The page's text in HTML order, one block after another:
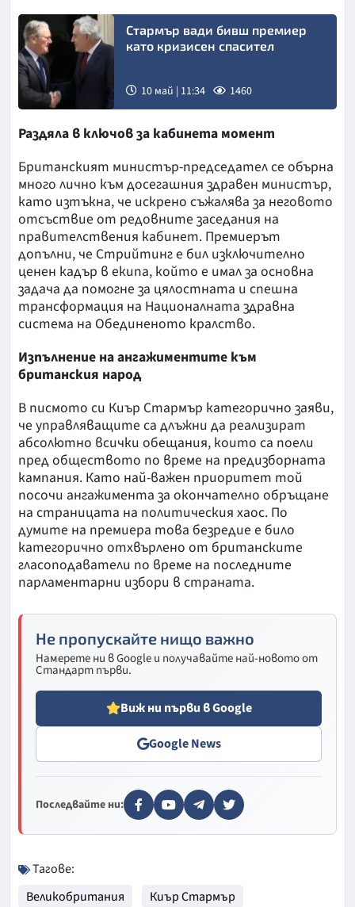
Снимка:
Скай нюз
Стармър вади бивш премиер
като кризисен спасител
10 май | 11:34 1460
Раздяла в ключов за кабинета момент
Британският министър-председател се обърна
много лично към досегашния здравен министър,
като изтъкна, че искрено съжалява за неговото
отсъствие от редовните заседания на
правителствения кабинет. Премиерът
допълни, че Стрийтинг е бил изключително
ценен кадър в екипа, който е имал за основна
задача да помогне за цялостната и спешна
трансформация на Националната здравна
система на Обединеното кралство.
Изпълнение на ангажиментите към
британския народ
В писмото си Киър Стармър категорично заяви,
че управляващите са длъжни да реализират
абсолютно всички обещания, които са поели
пред обществото по време на предизборната
кампания. Като най-важен приоритет той
посочи ангажимента за окончателно обръщане
на страницата на политическия хаос. По
думите на премиера това безредие е било
категорично отхвърлено от британските
гласоподаватели по време на последните
парламентарни избори в страната.
Не пропускайте нищо важно
Намерете ни в Google и получавайте най-новото от
Стандарт първи.
Виж ни първи в Google
Google News
Последвайте ни:
Тагове:
Великобритания
Киър Стармър